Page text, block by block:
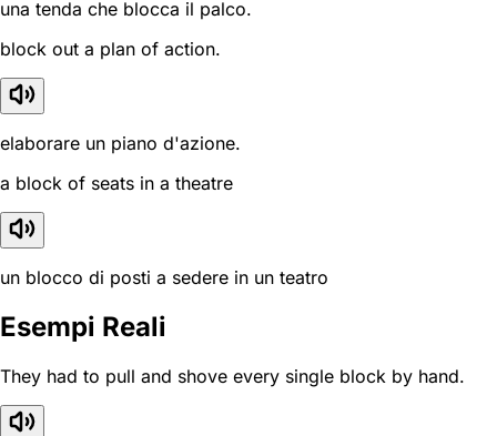
una tenda che blocca il palco.
block out a plan of action.
elaborare un piano d'azione.
a block of seats in a theatre
un blocco di posti a sedere in un teatro
Esempi Reali
They had to pull and shove every single block by hand.